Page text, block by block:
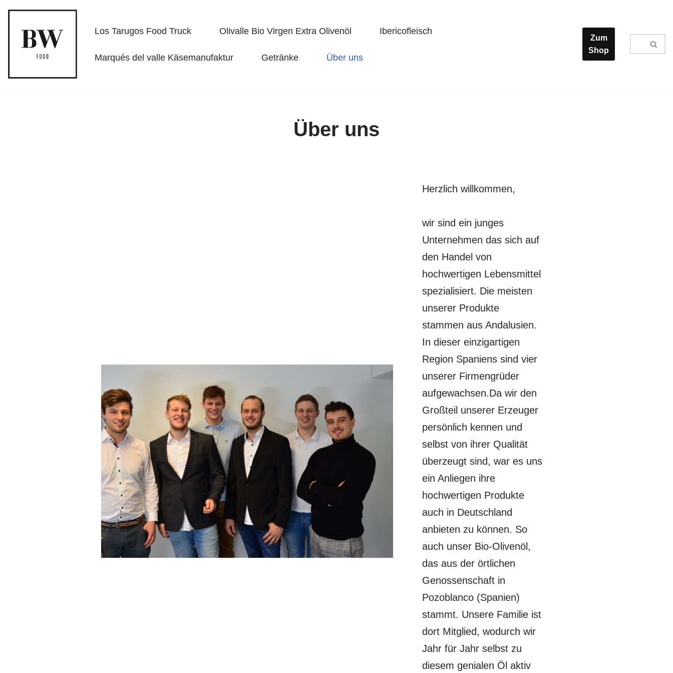
Zum
springen
Los Tarugos Food Truck Olivalle Bio Virgen Extra Olivenöl Ibericofleisch
Marqués del valle Käsemanufaktur Getränke Über uns
Zum
Shop
Über uns
Herzlich willkommen,
wir sind ein junges
Unternehmen das sich auf
den Handel von
hochwertigen Lebensmittel
spezialisiert. Die meisten
unserer Produkte
stammen aus Andalusien.
In dieser einzigartigen
Region Spaniens sind vier
unserer Firmengrüder
aufgewachsen.Da wir den
Großteil unserer Erzeuger
persönlich kennen und
selbst von ihrer Qualität
überzeugt sind, war es uns
ein Anliegen ihre
hochwertigen Produkte
auch in Deutschland
anbieten zu können. So
auch unser Bio-Olivenöl,
das aus der örtlichen
Genossenschaft in
Pozoblanco (Spanien)
stammt. Unsere Familie ist
dort Mitglied, wodurch wir
Jahr für Jahr selbst zu
diesem genialen Öl aktiv